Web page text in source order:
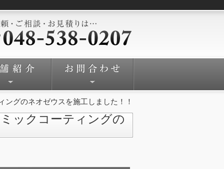
グのネオゼウスを施工しました！！
ックコーティングの